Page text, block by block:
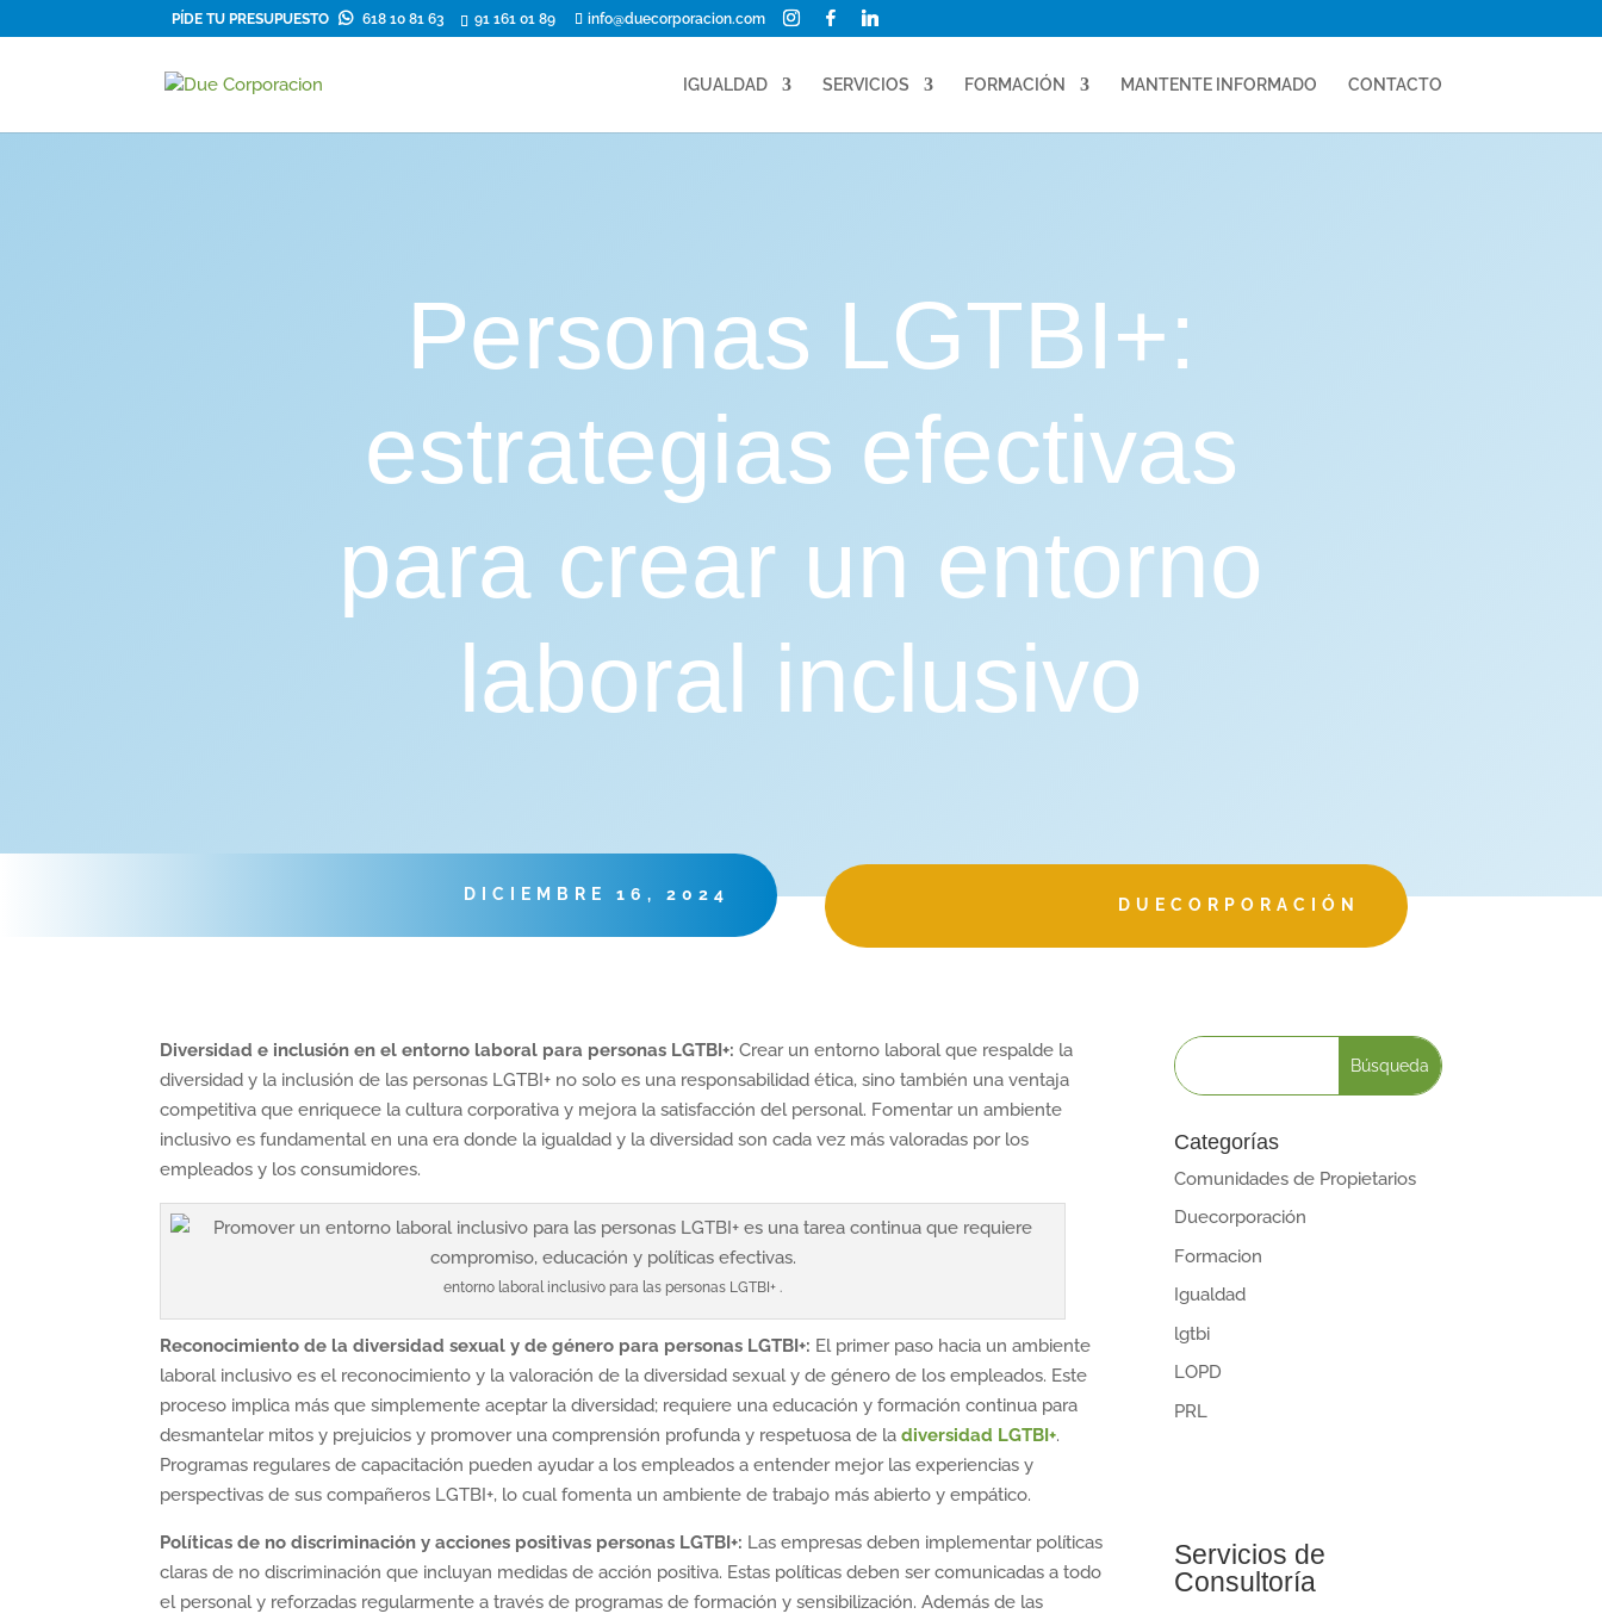
PÍDE TU PRESUPUESTO 618 10 81 63 91 161 01 89 info@duecorporacion.com
IGUALDAD SERVICIOS FORMACIÓN MANTENTE INFORMADO CONTACTO
Personas LGTBI+:
estrategias efectivas
para crear un entorno
laboral inclusivo
DICIEMBRE 16, 2024
DUECORPORACIÓN
Diversidad e inclusión en el entorno laboral para personas LGTBI+:Crear un entorno laboral que respalde la
diversidad y la inclusión de las personas LGTBI+ no solo es una responsabilidad ética, sino también una ventaja
competitiva que enriquece la cultura corporativa y mejora la satisfacción del personal. Fomentar un ambiente
inclusivo es fundamental en una era donde la igualdad y la diversidad son cada vez más valoradas por los
empleados y los consumidores.
entorno laboral inclusivo para las personas LGTBI+ .
Reconocimiento de la diversidad sexual y de género para personas LGTBI+: El primer paso hacia un ambiente
laboral inclusivo es el reconocimiento y la valoración de la diversidad sexual y de género de los empleados. Este
proceso implica más que simplemente aceptar la diversidad; requiere una educación y formación continua para
desmantelar mitos y prejuicios y promover una comprensión profunda y respetuosa de ladiversidad LGTBI+.
Programas regulares de capacitación pueden ayudar a los empleados a entender mejor las experiencias y
perspectivas de sus compañeros LGTBI+, lo cual fomenta un ambiente de trabajo más abierto y empático.
Políticas de no discriminación y acciones positivas personas LGTBI+: Las empresas deben implementar políticas
claras de no discriminación que incluyan medidas de acción positiva. Estas políticas deben ser comunicadas a todo
el personal y reforzadas regularmente a través de programas de formación y sensibilización. Además de las
Categorías
Comunidades de Propietarios
Duecorporación
Formacion
Igualdad
lgtbi
LOPD
PRL
Servicios de
Consultoría